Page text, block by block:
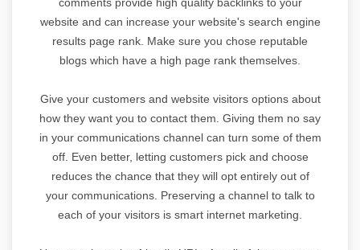
website and can increase your website's search engine
results page rank. Make sure you chose reputable
blogs which have a high page rank themselves.
Give your customers and website visitors options about
how they want you to contact them. Giving them no say
in your communications channel can turn some of them
off. Even better, letting customers pick and choose
reduces the chance that they will opt entirely out of
your communications. Preserving a channel to talk to
each of your visitors is smart internet marketing.